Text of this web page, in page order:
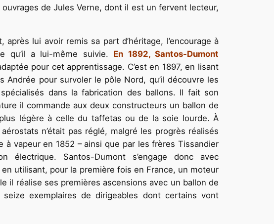
de Jules Verne, dont il est un fervent lecteur,
lui avoir remis sa part d’héritage, l’encourage à
qu’il a lui-même suivie. En 1892, Santos-Dumont
pour cet apprentissage. C’est en 1897, en lisant
pour survoler le pôle Nord, qu’il découvre les
dans la fabrication des ballons. Il fait son
il commande aux deux constructeurs un ballon de
légère à celle du taffetas ou de la soie lourde. À
n’était pas réglé, malgré les progrès réalisés
vapeur en 1852 – ainsi que par les frères Tissandier
électrique. Santos-Dumont s’engage donc avec
utilisant, pour la première fois en France, un moteur
il réalise ses premières ascensions avec un ballon de
exemplaires de dirigeables dont certains vont